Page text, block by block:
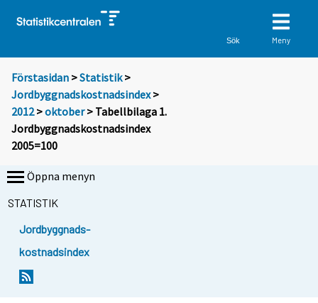
Sök Meny
Förstasidan >Statistik >
Jordbyggnadskostnadsindex>
2012>oktober> Tabellbilaga 1.
Jordbyggnadskostnadsindex
2005=100
Öppna menyn
STATISTIK
Jordbyggnads-
kostnadsindex